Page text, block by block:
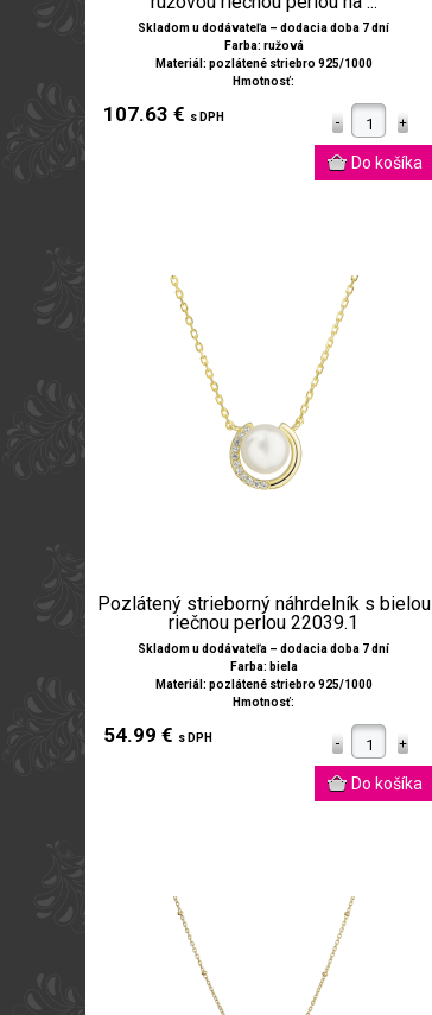
Skladom u dodávateľa – dodacia doba 7 dní
Farba: ružová
Materiál: pozlátené striebro 925/1000
Hmotnosť:
107.63 € s DPH
Pozlátený strieborný náhrdelník s bielou
riečnou perlou 22039.1
Skladom u dodávateľa – dodacia doba 7 dní
Farba: biela
Materiál: pozlátené striebro 925/1000
Hmotnosť:
54.99 € s DPH